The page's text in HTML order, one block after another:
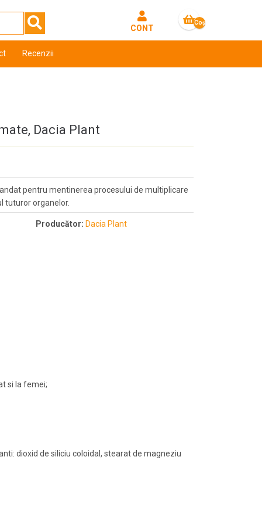
CONT
Coş
Recenzii
Dacia Plant
pentru mentinerea procesului de multiplicare
tuturor organelor.
Producător: Dacia Plant
si la femei;
dioxid de siliciu coloidal, stearat de magneziu